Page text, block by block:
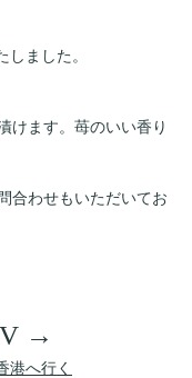
しました。
けます。苺のいい香り
合わせもいただいてお
港へ行く